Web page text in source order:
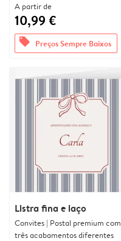
A partir de
10,99 €
offers Preços Sempre Baixos
Listra fina e laço
Convites | Postal premium com
três acabamentos diferentes